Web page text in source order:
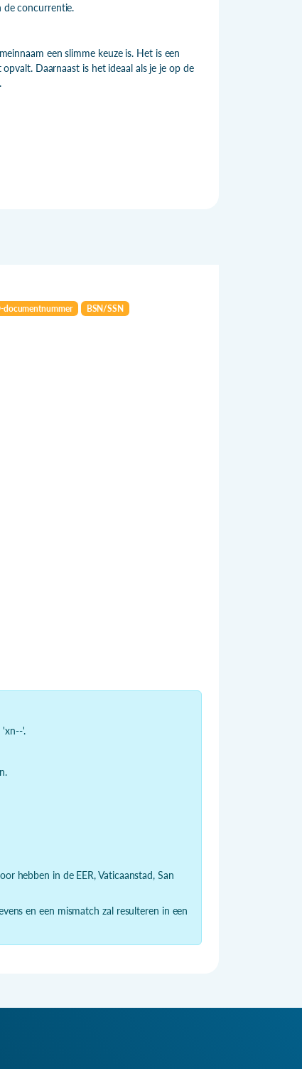
de concurrentie.
een slimme keuze is. Het is een
Daarnaast is het ideaal als je je op de
documentnummer BSN/SSN
'xn--'.
hebben in de EER, Vaticaanstad, San
en een mismatch zal resulteren in een